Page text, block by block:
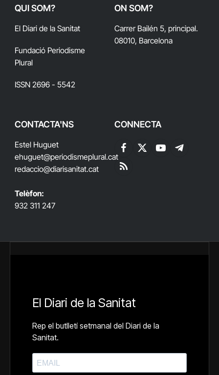
QUI SOM?
El Diari de la Sanitat
Fundació Periodisme
Plural
ISSN 2696 - 5542
ON SOM?
Carrer Bailén 5, principal.
08010, Barcelona
CONTACTA'NS
Estel Huguet
ehuguet@periodismeplural.cat
redaccio@diarisanitat.cat
Telèfon:
932 311 247
CONNECTA
Facebook
X
YouTubeTelegram
RSS